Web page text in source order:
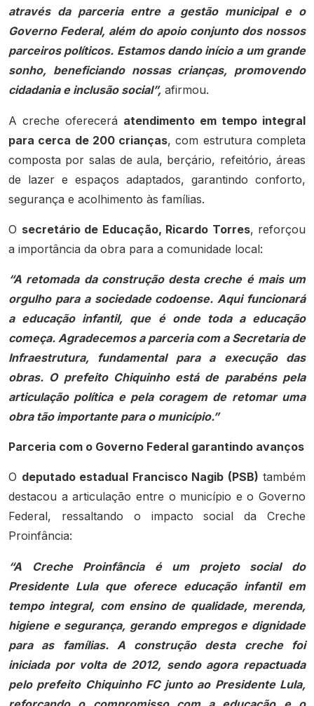
através da parceria entre a gestão municipal e o
Governo Federal, além do apoio conjunto dos nossos
parceiros políticos. Estamos dando início a um grande
sonho, beneficiando nossas crianças, promovendo
cidadania e inclusão social”, afirmou.
A creche oferecerá atendimento em tempo integral
para cerca de 200 crianças, com estrutura completa
composta por salas de aula, berçário, refeitório, áreas
de lazer e espaços adaptados, garantindo conforto,
segurança e acolhimento às famílias.
O secretário de Educação, Ricardo Torres, reforçou
a importância da obra para a comunidade local:
“A retomada da construção desta creche é mais um
orgulho para a sociedade codoense. Aqui funcionará
a educação infantil, que é onde toda a educação
começa. Agradecemos a parceria com a Secretaria de
Infraestrutura, fundamental para a execução das
obras. O prefeito Chiquinho está de parabéns pela
articulação política e pela coragem de retomar uma
obra tão importante para o município.”
Parceria com o Governo Federal garantindo avanços
O deputado estadual Francisco Nagib (PSB) também
destacou a articulação entre o município e o Governo
Federal, ressaltando o impacto social da Creche
Proinfância:
“A Creche Proinfância é um projeto social do
Presidente Lula que oferece educação infantil em
tempo integral, com ensino de qualidade, merenda,
higiene e segurança, gerando empregos e dignidade
para as famílias. A construção desta creche foi
iniciada por volta de 2012, sendo agora repactuada
pelo prefeito Chiquinho FC junto ao Presidente Lula,